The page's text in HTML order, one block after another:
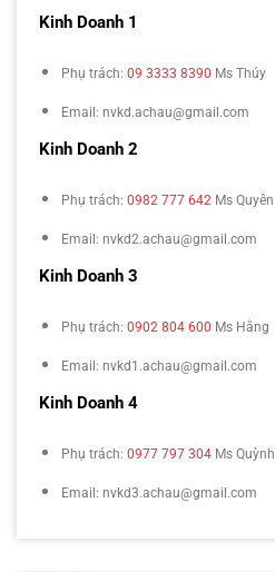
Kinh Doanh 1
Phụ trách: 09 3333 8390 Ms Thúy
Email: nvkd.achau@gmail.com
Kinh Doanh 2
Phụ trách: 0982 777 642 Ms Quyên
Email: nvkd2.achau@gmail.com
Kinh Doanh 3
Phụ trách: 0902 804 600 Ms Hằng
Email: nvkd1.achau@gmail.com
Kinh Doanh 4
Phụ trách: 0977 797 304 Ms Quỳnh
Email: nvkd3.achau@gmail.com